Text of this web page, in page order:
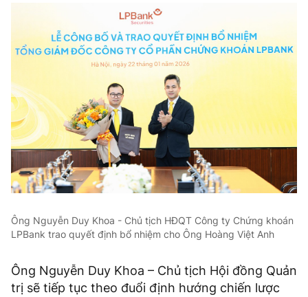
Ông Nguyễn Duy Khoa - Chủ tịch HĐQT Công ty Chứng khoán
LPBank trao quyết định bổ nhiệm cho Ông Hoàng Việt Anh
Ông Nguyễn Duy Khoa – Chủ tịch Hội đồng Quản
trị sẽ tiếp tục theo đuổi định hướng chiến lược